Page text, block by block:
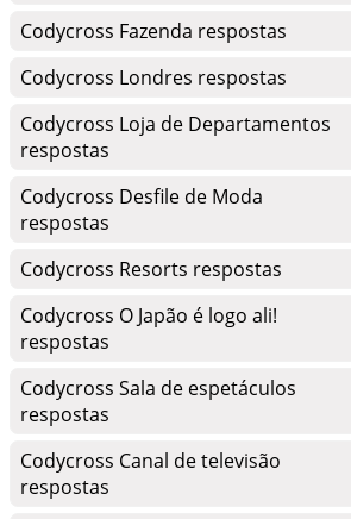
Codycross Fazenda respostas
Codycross Londres respostas
Codycross Loja de Departamentos
respostas
Codycross Desfile de Moda
respostas
Codycross Resorts respostas
Codycross O Japão é logo ali!
respostas
Codycross Sala de espetáculos
respostas
Codycross Canal de televisão
respostas